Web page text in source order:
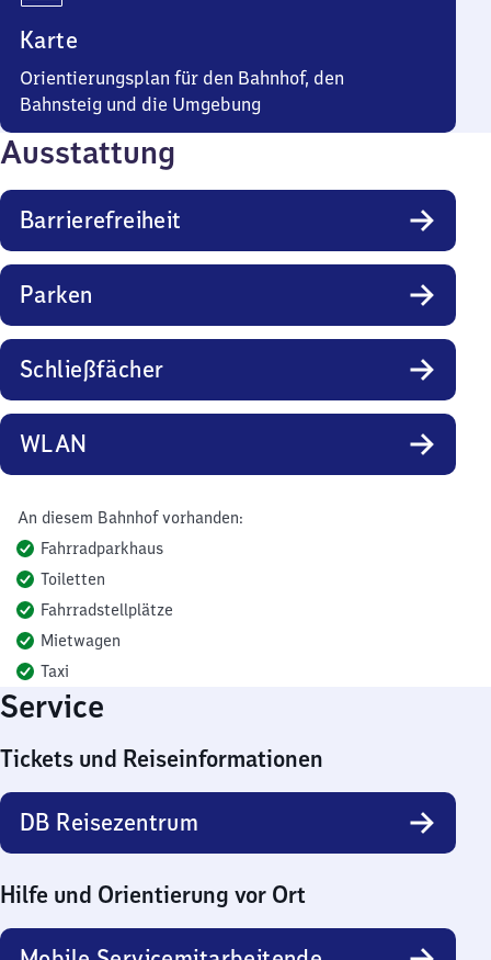
Karte
Orientierungsplan für den Bahnhof, den
Bahnsteig und die Umgebung
Ausstattung
Barrierefreiheit
Parken
Schließfächer
WLAN
An diesem Bahnhof vorhanden:
Fahrradparkhaus
Toiletten
Fahrradstellplätze
Mietwagen
Taxi
Service
Tickets und Reiseinformationen
DB Reisezentrum
Hilfe und Orientierung vor Ort